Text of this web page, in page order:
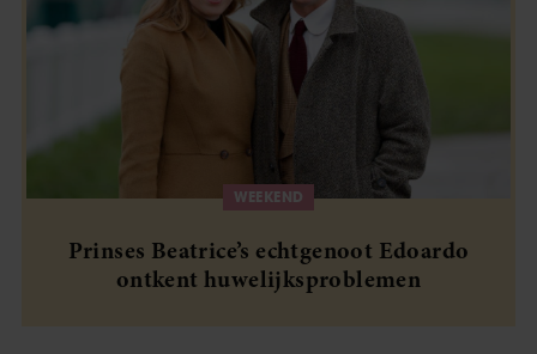
WEEKEND
Prinses Beatrice’s echtgenoot Edoardo
ontkent huwelijksproblemen